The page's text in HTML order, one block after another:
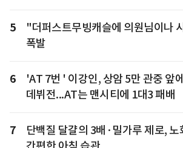
5
"더퍼스트무빙캐슬에 의원님이나
폭발
6
'AT 7번 ' 이강인, 상암 5만 관중 앞
데뷔전...AT는 맨시티에 1대3 패배
7
단백질 달걀의 3배·밀가루 제로,